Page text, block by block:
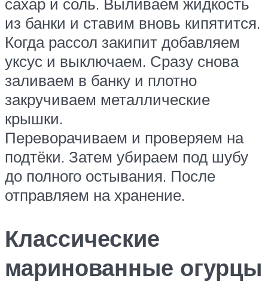
из банки и ставим вновь кипятится.
Когда рассол закипит добавляем
уксус и выключаем. Сразу снова
заливаем в банку и плотно
закручиваем металлические
крышки.
Переворачиваем и проверяем на
подтёки. Затем убираем под шубу
до полного остывания. После
отправляем на хранение.
Классические
маринованные огурцы